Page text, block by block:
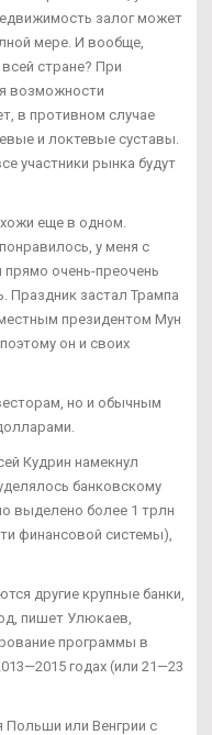
залог может
мере. И вообще,
стране? При
возможности
в противном случае
и локтевые суставы.
участники рынка будут
еще в одном.
у меня с
очень-преочень
Праздник застал Трампа
президентом Мун
он и своих
но и обычным
Кудрин намекнул
банковскому
выделено более 1 трлн
финансовой системы),
другие крупные банки,
пишет Улюкаев,
программы в
годах (или 21—23
Польши или Венгрии с